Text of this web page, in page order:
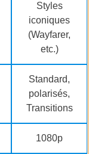
Styles
iconiques
(Wayfarer,
etc.)
Standard,
polarisés,
Transitions
1080p